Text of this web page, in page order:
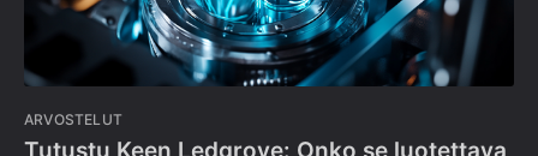
ARVOSTELUT
Tutustu Keen Ledgrove: Onko se luotettava